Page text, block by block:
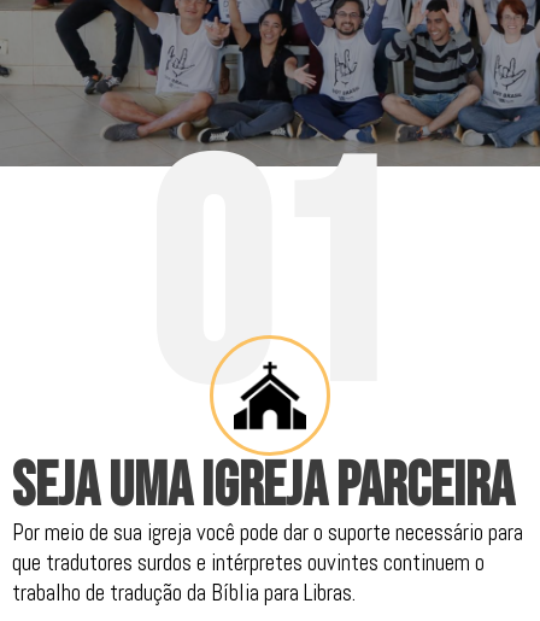
01
SEJA UMA IGREJA PARCEIRA
Por meio de sua igreja você pode dar o suporte necessário para
que tradutores surdos e intérpretes ouvintes continuem o
trabalho de tradução da Bíblia para Libras.